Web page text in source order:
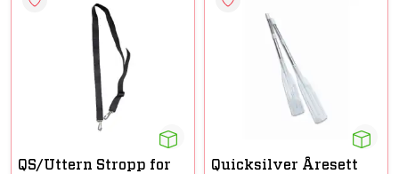
QS/Uttern Stropp for
Quicksilver Åresett